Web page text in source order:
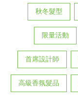
秋冬髮型
限量活動
首席設計師
高級香氛髮品